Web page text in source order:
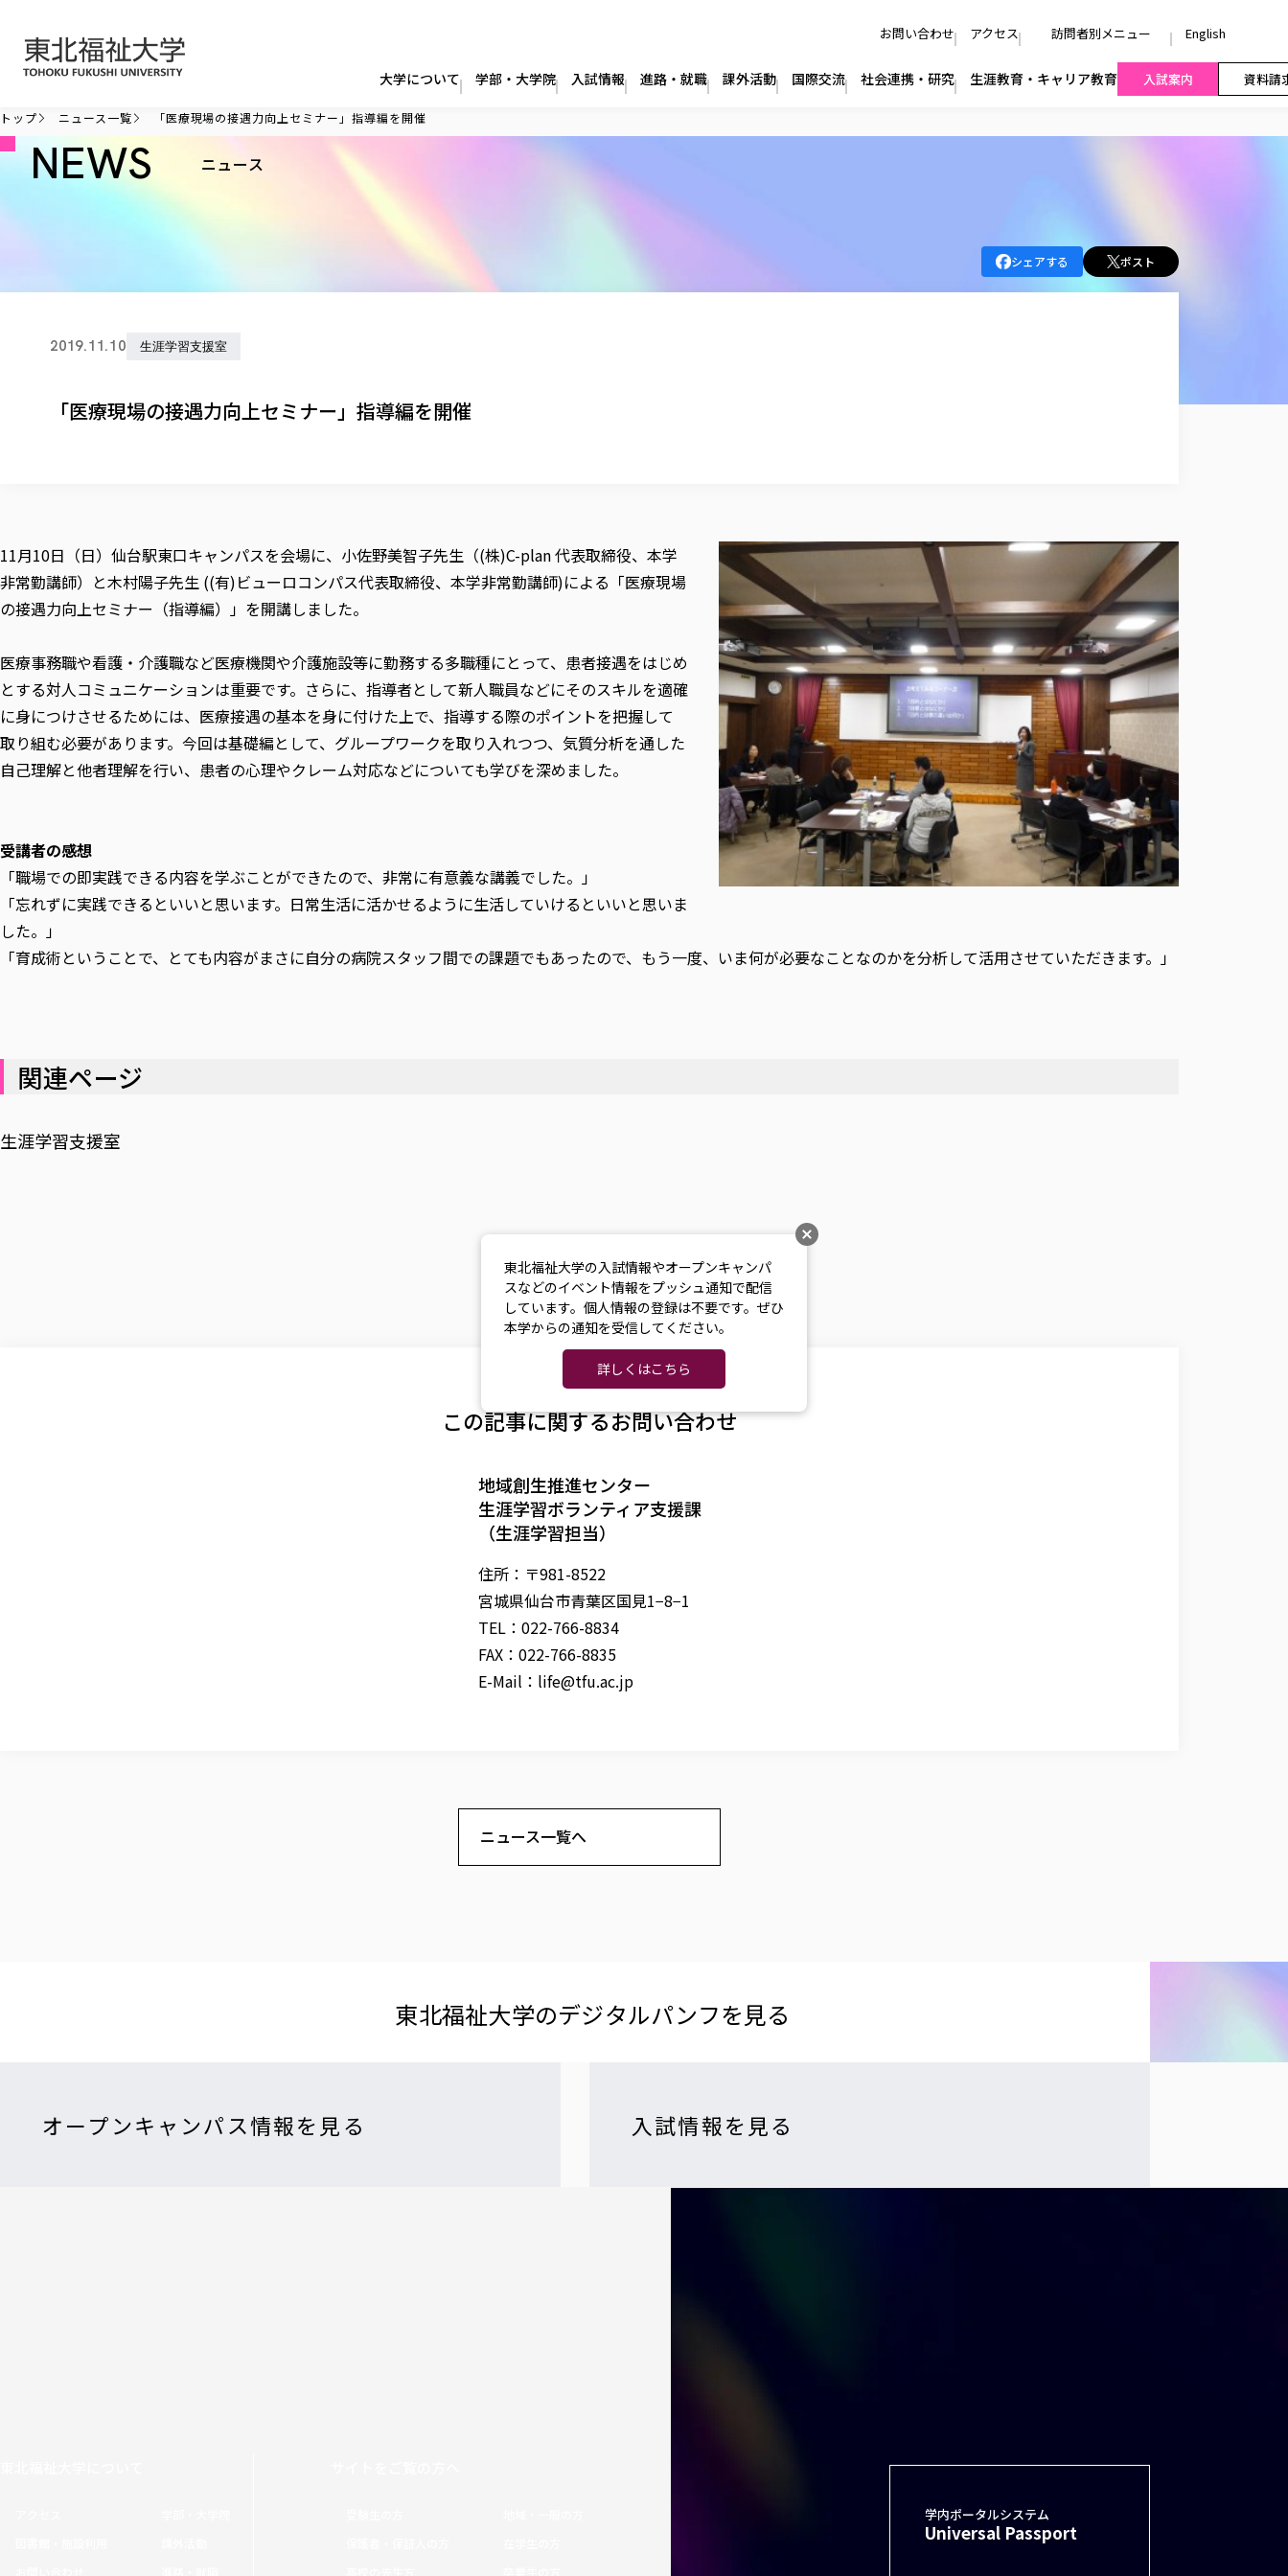
お問い合わせ アクセス 訪問者別メニュー English
大学について 学部・大学院 入試情報 進路・就職 課外活動 国際交流 社会連携・研究 生涯教育・キャリア教育 入試案内 資料請
トップ ニュース一覧 「医療現場の接遇力向上セミナー」指導編を開催
NEWS ニュース
シェアする ポスト
2019.11.10 生涯学習支援室
「医療現場の接遇力向上セミナー」指導編を開催
11月10日（日）仙台駅東口キャンパスを会場に、小佐野美智子先生（(株)C-plan 代表取締役、本学
非常勤講師）と木村陽子先生 ((有)ビューロコンパス代表取締役、本学非常勤講師)による「医療現場
の接遇力向上セミナー（指導編）」を開講しました。
医療事務職や看護・介護職など医療機関や介護施設等に勤務する多職種にとって、患者接遇をはじめ
とする対人コミュニケーションは重要です。さらに、指導者として新人職員などにそのスキルを適確
に身につけさせるためには、医療接遇の基本を身に付けた上で、指導する際のポイントを把握して
取り組む必要があります。今回は基礎編として、グループワークを取り入れつつ、気質分析を通した
自己理解と他者理解を行い、患者の心理やクレーム対応などについても学びを深めました。
受講者の感想
「職場での即実践できる内容を学ぶことができたので、非常に有意義な講義でした。」
「忘れずに実践できるといいと思います。日常生活に活かせるように生活していけるといいと思いま
した。」
「育成術ということで、とても内容がまさに自分の病院スタッフ間での課題でもあったので、もう一度、いま何が必要なことなのかを分析して活用させていただきます。」
関連ページ
生涯学習支援室
この記事に関するお問い合わせ
地域創生推進センター
生涯学習ボランティア支援課
（生涯学習担当）
住所：〒981-8522
宮城県仙台市青葉区国見1−8−1
TEL：022-766-8834
FAX：022-766-8835
E-Mail： life@tfu.ac.jp
ニュース一覧へ
東北福祉大学の​デジタルパンフを​見る​
オープンキャンパス情報を見る 入試情報を見る
学内ポータルシステム
Universal Passport
東北福祉大学の入試情報やオープンキャンパ
スなどのイベント情報をプッシュ通知で配信
しています。個人情報の登録は不要です。ぜひ
本学からの通知を受信してください。
詳しくはこちら